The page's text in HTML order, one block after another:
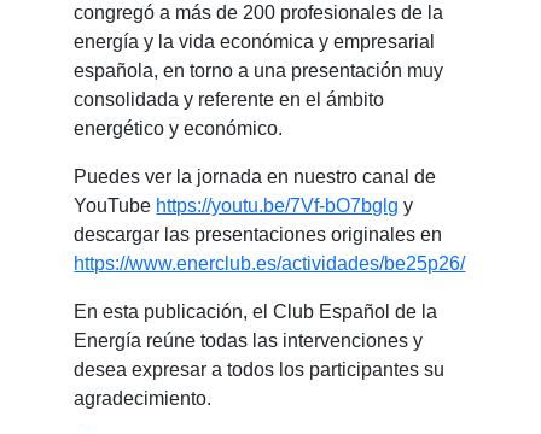
congregó a más de 200 profesionales de la
energía y la vida económica y empresarial
española, en torno a una presentación muy
consolidada y referente en el ámbito
energético y económico.
Puedes ver la jornada en nuestro canal de
YouTube https://youtu.be/7Vf-bO7bglg y
descargar las presentaciones originales en
https://www.enerclub.es/actividades/be25p26/
En esta publicación, el Club Español de la
Energía reúne todas las intervenciones y
desea expresar a todos los participantes su
agradecimiento.